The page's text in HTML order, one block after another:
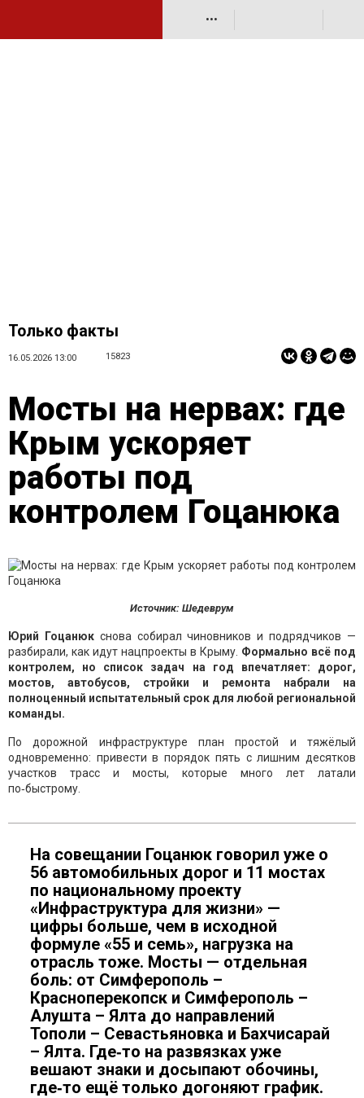
•••
Только факты
16.05.2026 13:00 15823
Мосты на нервах: где
Крым ускоряет
работы под
контролем Гоцанюка
Источник: Шедеврум
Юрий Гоцанюкснова собирал чиновников и подрядчиков —
разбирали, как идут нацпроекты в Крыму. Формально всё под
контролем, но список задач на год впечатляет: дорог,
мостов, автобусов, стройки и ремонта набрали на
полноценный испытательный срок для любой региональной
команды.
По дорожной инфраструктуре план простой и тяжёлый
одновременно: привести в порядок пять с лишним десятков
участков трасс и мосты, которые много лет латали
по‑быстрому.
На совещании Гоцанюк говорил уже о
56 автомобильных дорог и 11 мостах
по национальному проекту
«Инфраструктура для жизни» —
цифры больше, чем в исходной
формуле «55 и семь», нагрузка на
отрасль тоже. Мосты — отдельная
боль: от Симферополь –
Красноперекопск и Симферополь –
Алушта – Ялта до направлений
Тополи – Севастьяновка и Бахчисарай
– Ялта. Где‑то на развязках уже
вешают знаки и досыпают обочины,
где‑то ещё только догоняют график.